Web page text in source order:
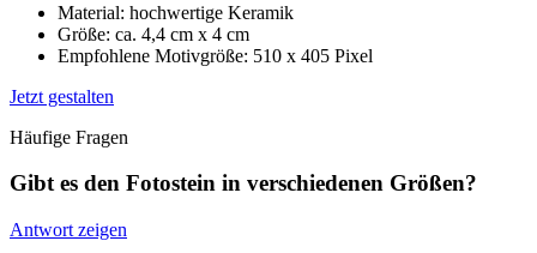
Material: hochwertige Keramik
Größe: ca. 4,4 cm x 4 cm
Empfohlene Motivgröße: 510 x 405 Pixel
Jetzt gestalten
Häufige Fragen
Gibt es den Fotostein in verschiedenen Größen?
Antwort zeigen